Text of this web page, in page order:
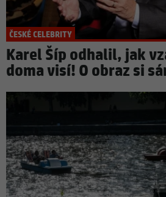
ČESKÉ CELEBRITY
Karel Šíp odhalil, jak
doma visí! O obraz si